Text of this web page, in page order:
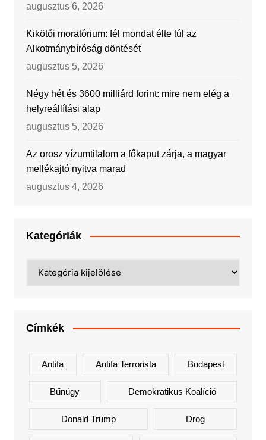
augusztus 6, 2026
Kikötői moratórium: fél mondat élte túl az
Alkotmánybíróság döntését
augusztus 5, 2026
Négy hét és 3600 milliárd forint: mire nem elég a
helyreállítási alap
augusztus 5, 2026
Az orosz vízumtilalom a főkaput zárja, a magyar
mellékajtó nyitva marad
augusztus 4, 2026
Kategóriák
Címkék
Antifa Antifa Terrorista Budapest
Bűnügy Demokratikus Koalíció
Donald Trump Drog